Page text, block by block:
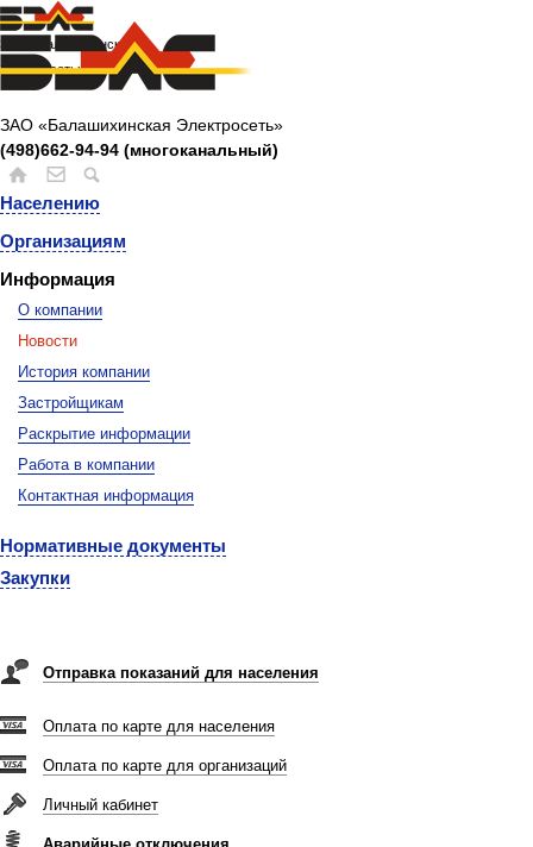
ЗАО «Балашихинская
Электросеть»
ЗАО «Балашихинская Электросеть»
(498)662-94-94 (многоканальный)
Населению
Организациям
Информация
О компании
Новости
История компании
Застройщикам
Раскрытие информации
Работа в компании
Контактная информация
Нормативные документы
Закупки
Отправка показаний для населения
Оплата по карте для населения
Оплата по карте для организаций
Личный кабинет